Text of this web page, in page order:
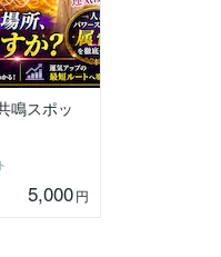
鳴スポッ
5,000円